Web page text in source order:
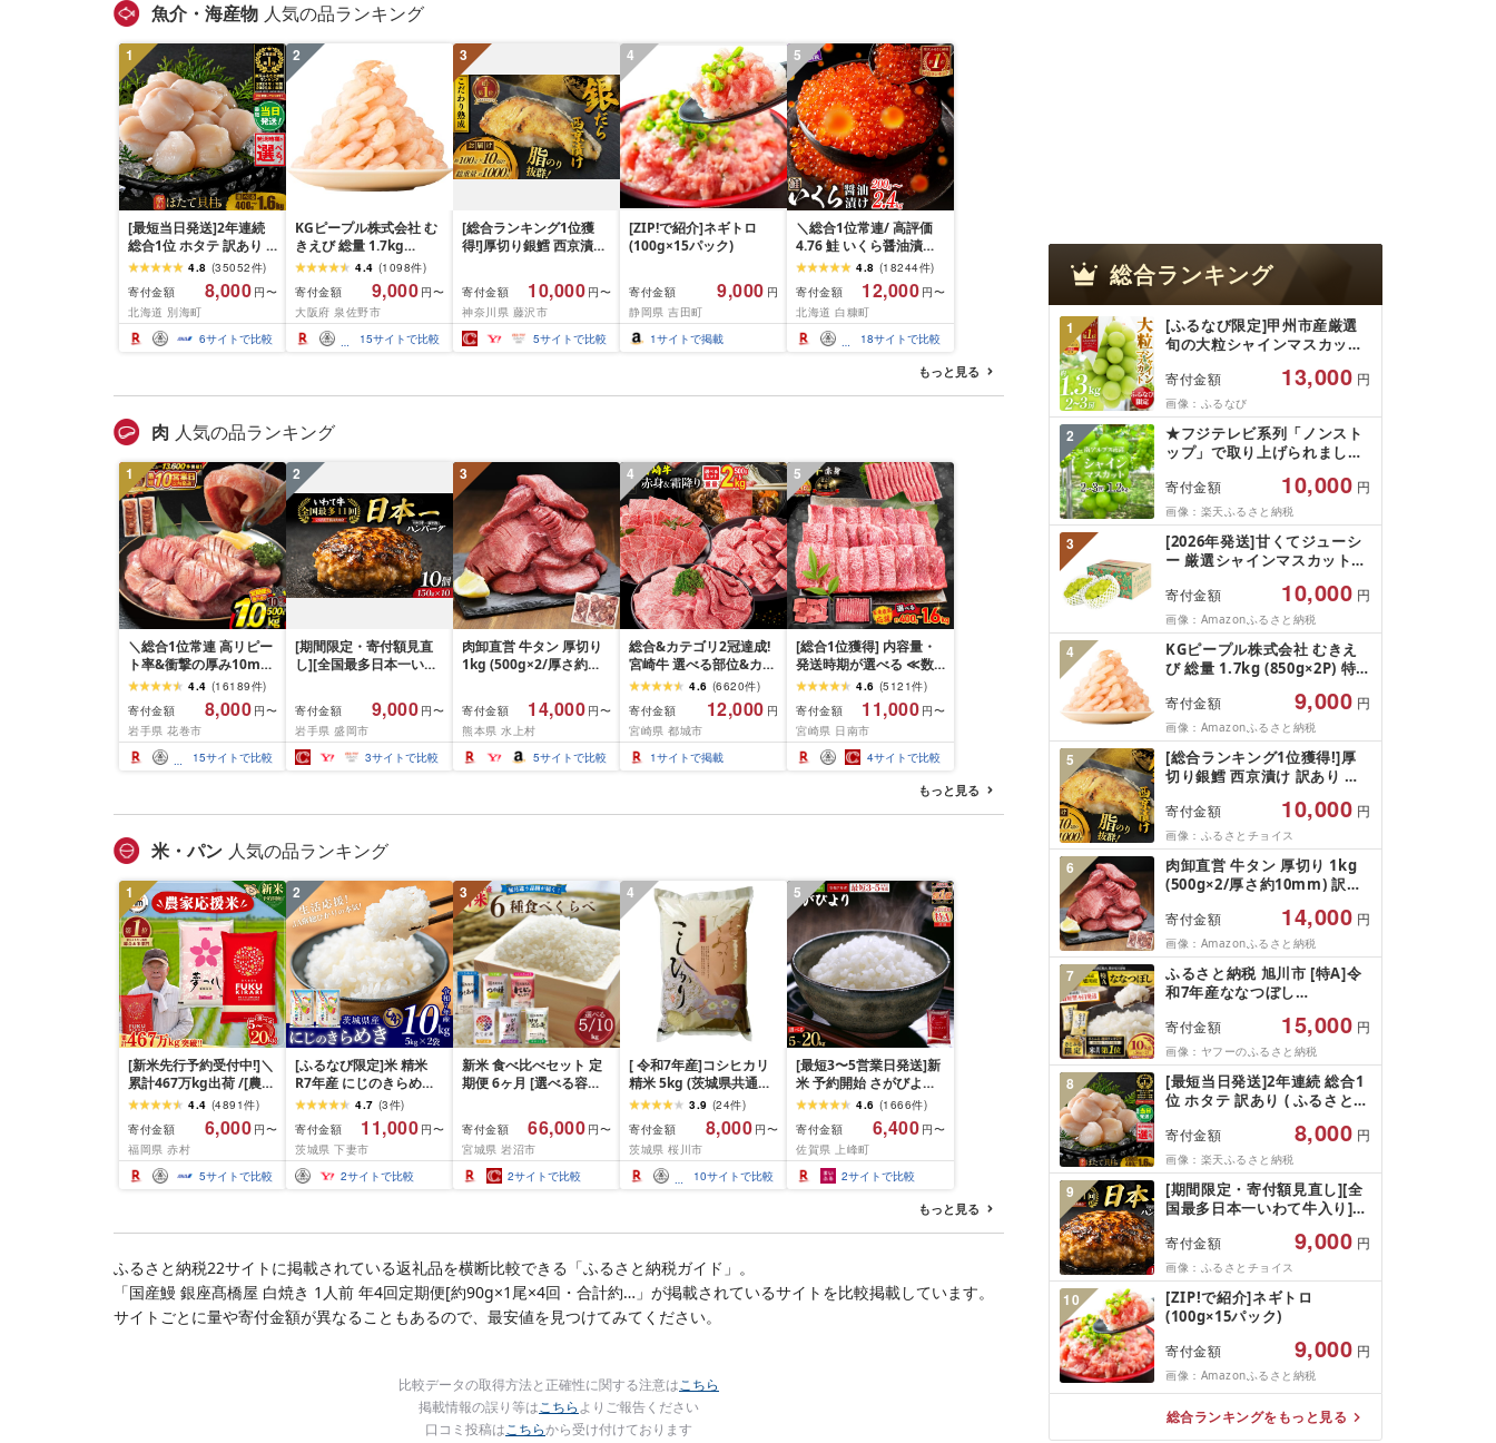
魚介・海産物 人気の品ランキング
1
[最短当日発送]2年連続
総合1位 ホタテ 訳あり (
ふるさと納税 ほたて ふ
るさと納税 訳あり 帆立
ふるさと わけあり ホタ
テ貝柱 貝 人気 不揃い 刺
身 規格外 魚介 ランキン
グ 海鮮 冷凍 発送時期が
4.8 (35052件)
寄付金額
8,000 円〜
北海道 別海町
6サイトで比較
2
KGピープル株式会社 む
きえび 総量 1.7kg
(850g×2P) 特大 5Lサイ
ズ バナメイエビ バラ凍
結 下処理不要 サイズ不
揃い 訳あり
4.4 (1098件)
寄付金額
9,000 円〜
大阪府 泉佐野市
15サイトで比較
3
[総合ランキング1位獲
得!]厚切り銀鱈 西京漬け
約 1,000g (約 100g × 10
切) 西京味噌 西京みそ 味
噌漬け みそ 味噌 鮮魚 魚
介 銀だら 銀ダラ ギンダ
ラ ぎんだら 鱈 タラ 魚
10000円 魚喜 神奈川 湘
南 藤沢
寄付金額 10,000 円〜
神奈川県 藤沢市
5サイトで比較
4
[ZIP!で紹介]ネギトロ
(100g×15パック)
寄付金額 9,000 円
静岡県 吉田町
1サイトで掲載
5
＼総合1位常連/ 高評価
4.76 鮭 いくら醤油漬け
ふるさと納税 いくら
200g / 400g / 800g /
1.6kg / 2.4kg 200g パッ
ク[選べる容量] 醤油漬け
海鮮 イクラ 小分け ふる
さと ランキング 人気 ギ
フト 高評価 ふるさと納
4.8 (18244件)
寄付金額
12,000 円〜
北海道 白糠町
18サイトで比較
もっと見る
肉 人気の品ランキング
1
＼総合1位常連 高リピー
ト率&衝撃の厚み10mm
厚切り牛タン 塩味/ ≪ス
ピード発送!!10営業日以
内発送≫ 選べる内容量
500g / 1kg 定期便 毎月
届く 牛肉 肉 BBQ ふるさ
と 人気 ランキング 岩手
4.4 (16189件)
寄付金額
8,000 円〜
岩手県 花巻市
15サイトで比較
2
[期間限定・寄付額見直
し][全国最多日本一いわ
1.5kg(150g×10個) いわ
て牛 × 岩中豚 ハンバー
グ 合挽き 合い挽き 黒毛
和牛 人気 冷凍 個包装 小
分け 冷凍 牛肉 豚肉 和牛
キング 1位 1万円以下 岩
手県 盛岡市 東北 岩手 盛
岡 shikoku001k
寄付金額 9,000 円〜
岩手県 盛岡市
3サイトで比較
3
肉卸直営 牛タン 厚切り
1kg (500g×2/厚さ約
牛肉 焼肉 冷凍 スライス
業務用 バーベキュー
BBQ おつまみ ギフト お
祝い お中元 夏ギフト
寄付金額 14,000 円〜
熊本県 水上村
5サイトで比較
4
総合&カテゴリ2冠達成!
宮崎牛 選べる部位&カッ
ト (赤身&霜降り)or(赤身
のみ) 500g 1kg 2kg[発
送時期が選べる] 牛肉 焼
肉 すき焼き しゃぶしゃ
ぶ ステーキ ギフト お中
4.6 (6620件)
寄付金額
12,000 円
宮崎県 都城市
1サイトで掲載
5
[総合1位獲得] 内容量・
発送時期が選べる ≪数
量限定≫ 宮崎牛 赤身 ス
ライス 焼肉 国産 肉 牛肉
薄切り 黒毛和牛 A4 A5
人気 小分け 焼き肉 すき
焼き しゃぶしゃぶ 牛丼
BBQ ギフト 贈り物 おす
すめ 畜産農家応援 ミヤ
4.6 (5121件)
寄付金額
11,000 円〜
宮崎県 日南市
4サイトで比較
もっと見る
米・パン 人気の品ランキング
1
[新米先行予約受付中!]＼
累計467万kg出荷 /[農家
応援米]訳あり 令和7年産
令和8年産ふくきらり 夢
つくし 5kg 10kg 15kg
20kg [選べる品種・内容
量・出荷時期]複数原料
米 白米 精米 国産 限定
4.4 (4891件)
寄付金額
6,000 円〜
福岡県 赤村
5サイトで比較
2
[ふるなび限定]米 精米
R7年産 にじのきらめき
10kg 10月 FN-Limited-
4.7 (3件)
寄付金額
11,000 円〜
茨城県 下妻市
2サイトで比較
3
新米 食べ比べセット 定
期便 6ヶ月 [選べる容量]
ん つきあかり つや姫 に
じのきらめき だて正夢
ひとめぼれ ササニシキ
セット 銘柄米 味比べ バ
リエーション お楽しみ
寄付金額 66,000 円〜
宮城県 岩沼市
2サイトで比較
4
[ 令和7年産]コシヒカリ
精米 5kg (茨城県共通返
礼品 かすみがうら市) 米
ごはん もっちり 甘い コ
メ お米 白米
3.9 (24件)
寄付金額
8,000 円〜
茨城県 桜川市
10サイトで比較
5
[最短3〜5営業日発送]新
米 予約開始 さがびより
精米 無洗米[選べる容
量]★単一米★総合1位獲
得★選べる発送月★特A
評価16年連続 7年産 定
期便 佐賀県産米 令和 先
行予約 米 お米 精米 白米
ブランド米 5kg 10kg
4.6 (1666件)
寄付金額
6,400 円〜
佐賀県 上峰町
2サイトで比較
もっと見る
ふるさと納税22サイトに掲載されている返礼品を横断比較できる「ふるさと納税ガイド」。
「国産鰻 銀座髙橋屋 白焼き 1人前 年4回定期便[約90g×1尾×4回・合計約…」が掲載されているサイトを比較掲載しています。
サイトごとに量や寄付金額が異なることもあるので、最安値を見つけてみてください。
比較データの取得方法と正確性に関する注意はこちら
掲載情報の誤り等はこちらよりご報告ください
口コミ投稿はこちらから受け付けております
総合ランキング
1
[ふるなび限定]甲州市産厳選
旬の大粒シャインマスカット
(MG)B12-472 FN-Limited-
VO シャインマスカット フル
ーツ
寄付金額 13,000 円
画像：ふるなび
2
★フジテレビ系列「ノンスト
ップ」で取り上げられました!
ルプス市産シャインマスカッ
ト1.2kg以上(2〜3房)ふるさと
納税 おすすめ 山梨県 南アル
プス市 送料無料 AL
寄付金額 10,000 円
画像：楽天ふるさと納税
3
[2026年発送]甘くてジューシ
ー 厳選シャインマスカット
日)から10月下旬までの発送)
フルーツ ぶどう 果物 山梨県
産 2026 旬 大粒 高級 ブドウ
葡萄 富士吉田市
寄付金額 10,000 円
画像：Amazonふるさと納税
4
KGピープル株式会社 むきえ
び 総量 1.7kg (850g×2P) 特大
凍結 下処理不要 サイズ不揃い
訳あり
寄付金額 9,000 円
画像：Amazonふるさと納税
5
[総合ランキング1位獲得!]厚
切り銀鱈 西京漬け 訳あり 銀
100g × 10切) 西京味噌 西京み
そ 味噌漬け みそ 味噌 鮮魚 魚
介 銀だら 銀ダラ ギンダラ ぎ
んだら 鱈 タラ 魚 西京焼き 西
京漬 西京やき 冷凍 厳選 鮮魚
漬け魚 漬魚 新鮮 小分け 人気
返礼品 おかず おつまみ お酒
のあて 家計応援 10000円 魚
喜 神奈川 湘南 藤沢
寄付金額 10,000 円
画像：ふるさとチョイス
6
肉卸直営 牛タン 厚切り 1kg
(500g×2/厚さ約10mm) 訳あ
ライス 業務用 バーベキュー
BBQ おつまみ ギフト お祝い
お中元 夏ギフト
寄付金額 14,000 円
画像：Amazonふるさと納税
7
ふるさと納税 旭川市 [特A]令
和7年産ななつぼし
お米[さとふる限定]_05957
寄付金額 15,000 円
画像：ヤフーのふるさと納税
8
[最短当日発送]2年連続 総合1
位 ホタテ 訳あり ( ふるさと納
り 帆立 ふるさと わけあり ホ
タテ貝柱 貝 人気 不揃い 刺身
規格外 魚介 ランキング 海鮮
冷凍 発送時期が選べる 北海道
別海町 )(クラウドファンディ
ング対象)
寄付金額 8,000 円
画像：楽天ふるさと納税
9
[期間限定・寄付額見直し][全
国最多日本一いわて牛入り]ハ
いわて牛 × 岩中豚 ハンバーグ
合挽き 合い挽き 黒毛和牛 人
気 冷凍 個包装 小分け 冷凍 牛
肉 豚肉 和牛 ビーフ ポーク は
んばーぐ 挽肉 お肉 ミンチ 肉
お弁当 hannba-gu ランキン
グ 1位 1万円以下 岩手県 盛岡
市 東北 岩手 盛岡
shikoku001k
寄付金額 9,000 円
画像：ふるさとチョイス
10
[ZIP!で紹介]ネギトロ
(100g×15パック)
寄付金額 9,000 円
画像：Amazonふるさと納税
総合ランキングをもっと見る